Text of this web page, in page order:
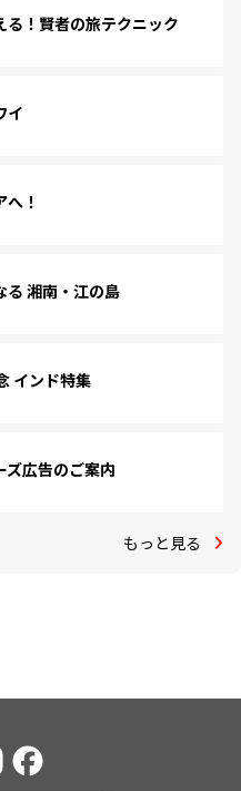
る！賢者の旅テクニック
イ
！
る 湘南・江の島
インド特集
ズ広告のご案内
もっと見る